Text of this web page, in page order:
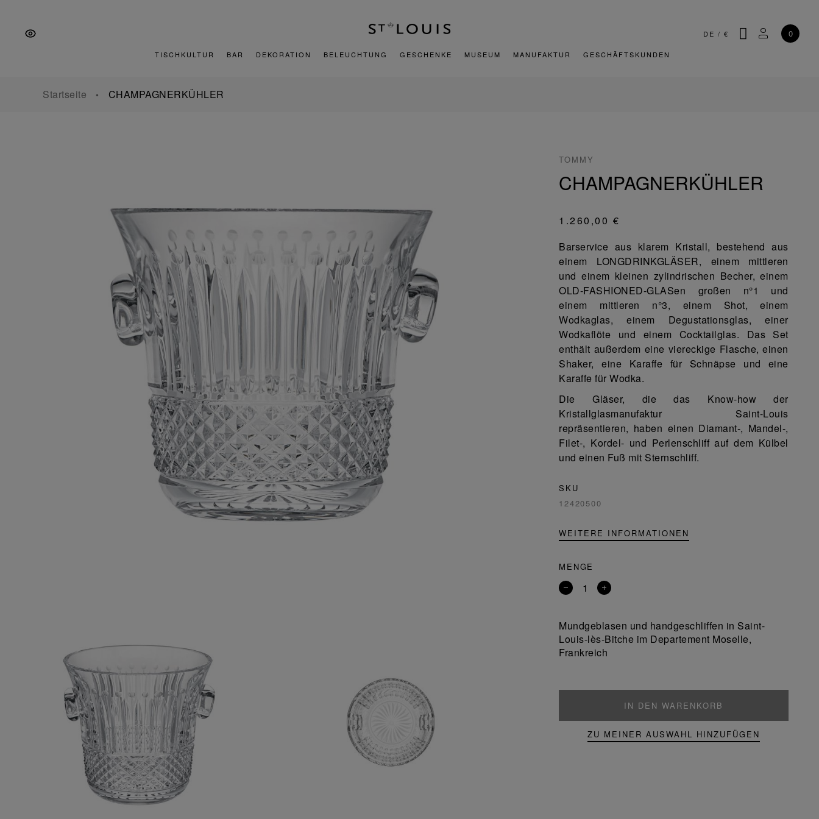
springen
springen
springen
DE / € SUCHEMEIN
0
TISCHKULTUR BAR DEKORATION BELEUCHTUNG GESCHENKE MUSEUM MANUFAKTUR GESCHÄFTSKUNDEN
Startseite CHAMPAGNERKÜHLER
TOMMY
CHAMPAGNERKÜHLER
1.260,00 €
Barservice aus klarem Kristall, bestehend aus
einem LONGDRINKGLÄSER, einem mittleren
und einem kleinen zylindrischen Becher, einem
OLD-FASHIONED-GLASen großen n°1 und
einem mittleren n°3, einem Shot, einem
Wodkaglas, einem Degustationsglas, einer
Wodkaflöte und einem Cocktailglas. Das Set
enthält außerdem eine viereckige Flasche, einen
Shaker, eine Karaffe für Schnäpse und eine
Karaffe für Wodka.
Die Gläser, die das Know-how der
Kristallglasmanufaktur Saint-Louis
repräsentieren, haben einen Diamant-, Mandel-,
Filet-, Kordel- und Perlenschliff auf dem Külbel
und einen Fuß mit Sternschliff.
SKU
12420500
WEITERE INFORMATIONEN
MENGE
Entfernen
Produkt
Ein
Mundgeblasen und handgeschliffen in Saint-
Louis-lès-Bitche im Departement Moselle,
Frankreich
IN DEN WARENKORB
ZU MEINER AUSWAHL HINZUFÜGEN